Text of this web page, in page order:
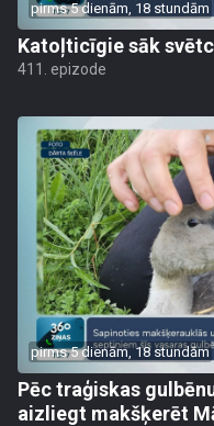
pirms 5 dienām, 18 stundām
Katoļticīgie sāk
411. epizode
pirms 5 dienām, 18 stundām
Pēc traģiskas
aizliegt makšķerēt